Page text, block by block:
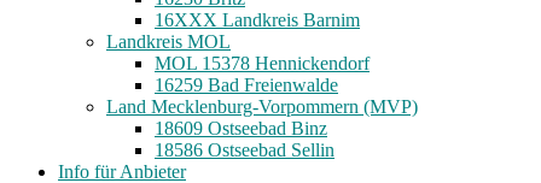
16XXX Landkreis Barnim
Landkreis MOL
MOL 15378 Hennickendorf
16259 Bad Freienwalde
Land Mecklenburg-Vorpommern (MVP)
18609 Ostseebad Binz
18586 Ostseebad Sellin
Info für Anbieter